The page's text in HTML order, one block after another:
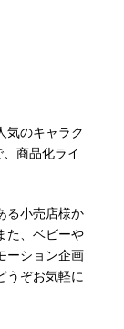
気のキャラク
商品化ライ
る小売店様か
た、ベビーや
ーション企画
うぞお気軽に